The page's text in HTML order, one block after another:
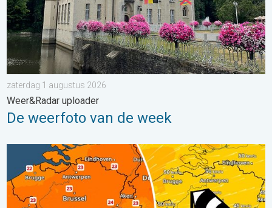
zaterdag 1 augustus 2026
Weer&Radar uploader
De weerfoto van de week
Koeler weer op komst. Maxima onder 25 graden. . . dinsdag